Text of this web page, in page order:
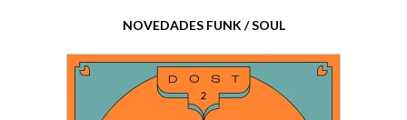
NOVEDADES FUNK / SOUL